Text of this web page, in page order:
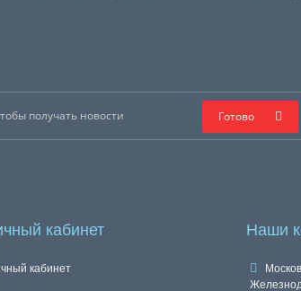
Готово
кабинет
кабинет
Наши